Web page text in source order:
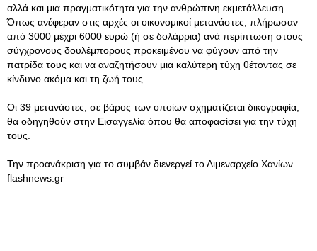
αλλά και μια πραγματικότητα για την ανθρώπινη εκμετάλλευση.
Όπως ανέφεραν στις αρχές οι οικονομικοί μετανάστες, πλήρωσαν
από 3000 μέχρι 6000 ευρώ (ή σε δολάρρια) ανά περίπτωση στους
σύγχρονους δουλέμπορους προκειμένου να φύγουν από την
πατρίδα τους και να αναζητήσουν μια καλύτερη τύχη θέτοντας σε
κίνδυνο ακόμα και τη ζωή τους.
Οι 39 μετανάστες, σε βάρος των οποίων σχηματίζεται δικογραφία,
θα οδηγηθούν στην Εισαγγελία όπου θα αποφασίσει για την τύχη
τους.
Την προανάκριση για το συμβάν διενεργεί το Λιμεναρχείο Χανίων.
flashnews.gr